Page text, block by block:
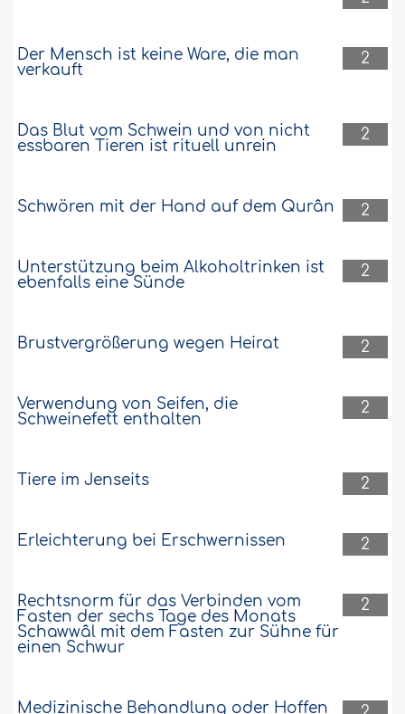
2
Der Mensch ist keine Ware, die man
verkauft
2
Das Blut vom Schwein und von nicht
essbaren Tieren ist rituell unrein
2
Schwören mit der Hand auf dem Qurân
2
Unterstützung beim Alkoholtrinken ist
ebenfalls eine Sünde
2
Brustvergrößerung wegen Heirat
2
Verwendung von Seifen, die
Schweinefett enthalten
2
Tiere im Jenseits
2
Erleichterung bei Erschwernissen
2
Rechtsnorm für das Verbinden vom
Fasten der sechs Tage des Monats
Schawwâl mit dem Fasten zur Sühne für
einen Schwur
Medizinische Behandlung oder Hoffen